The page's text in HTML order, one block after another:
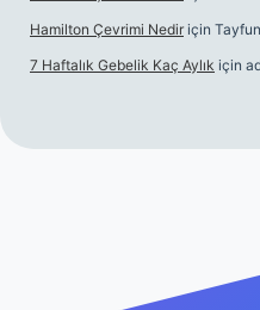
Hamilton Çevrimi Nedir için Tayfun
7 Haftalık Gebelik Kaç Aylık için